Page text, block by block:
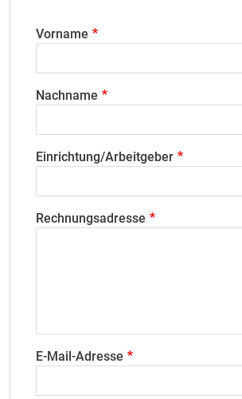
Vorname
Nachname
Einrichtung/Arbeitgeber
Rechnungsadresse
E-Mail-Adresse